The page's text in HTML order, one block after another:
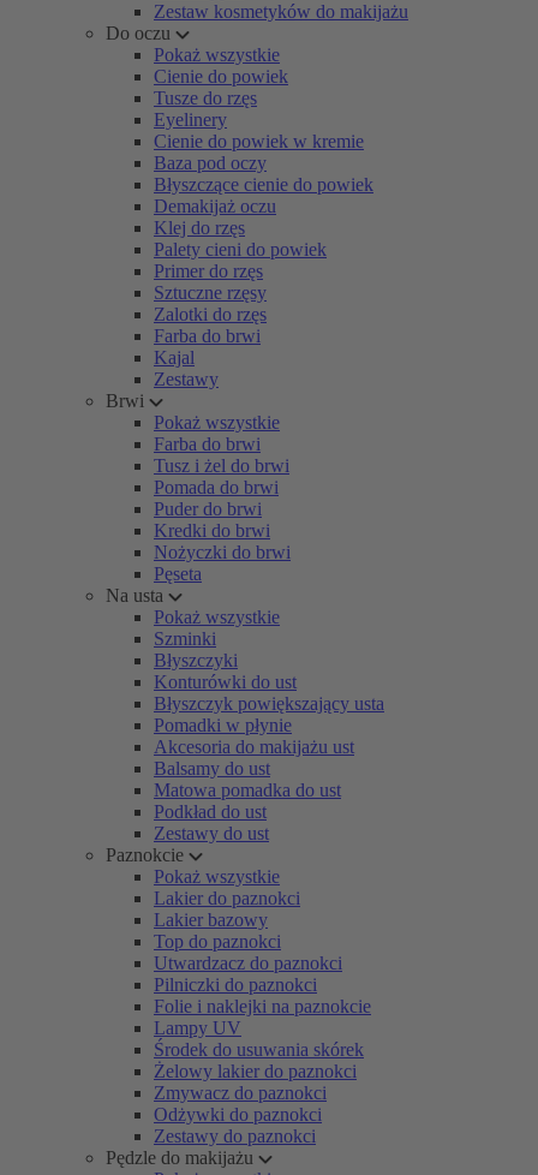
Zestaw kosmetyków do makijażu
Do oczu
Pokaż wszystkie
Cienie do powiek
Tusze do rzęs
Eyelinery
Cienie do powiek w kremie
Baza pod oczy
Błyszczące cienie do powiek
Demakijaż oczu
Klej do rzęs
Palety cieni do powiek
Primer do rzęs
Sztuczne rzęsy
Zalotki do rzęs
Farba do brwi
Kajal
Zestawy
Brwi
Pokaż wszystkie
Farba do brwi
Tusz i żel do brwi
Pomada do brwi
Puder do brwi
Kredki do brwi
Nożyczki do brwi
Pęseta
Na usta
Pokaż wszystkie
Szminki
Błyszczyki
Konturówki do ust
Błyszczyk powiększający usta
Pomadki w płynie
Akcesoria do makijażu ust
Balsamy do ust
Matowa pomadka do ust
Podkład do ust
Zestawy do ust
Paznokcie
Pokaż wszystkie
Lakier do paznokci
Lakier bazowy
Top do paznokci
Utwardzacz do paznokci
Pilniczki do paznokci
Folie i naklejki na paznokcie
Lampy UV
Środek do usuwania skórek
Żelowy lakier do paznokci
Zmywacz do paznokci
Odżywki do paznokci
Zestawy do paznokci
Pędzle do makijażu